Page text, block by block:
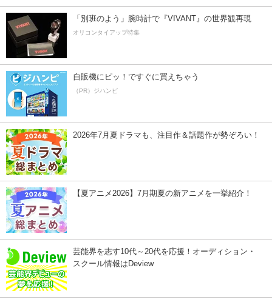
「別班のよう」腕時計で『VIVANT』の世界観再現
オリコンタイアップ特集
自販機にピッ！ですぐに買えちゃう
（PR）ジハンピ
2026年7月夏ドラマも、注目作＆話題作が勢ぞろい！
【夏アニメ2026】7月期夏の新アニメを一挙紹介！
芸能界を志す10代～20代を応援！オーディション・
スクール情報はDeview